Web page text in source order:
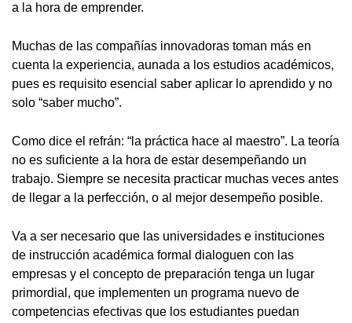
a la hora de emprender.
Muchas de las compañías innovadoras toman más en
cuenta la experiencia, aunada a los estudios académicos,
pues es requisito esencial saber aplicar lo aprendido y no
solo “saber mucho”.
Como dice el refrán: “la práctica hace al maestro”. La teoría
no es suficiente a la hora de estar desempeñando un
trabajo. Siempre se necesita practicar muchas veces antes
de llegar a la perfección, o al mejor desempeño posible.
Va a ser necesario que las universidades e instituciones
de instrucción académica formal dialoguen con las
empresas y el concepto de preparación tenga un lugar
primordial, que implementen un programa nuevo de
competencias efectivas que los estudiantes puedan